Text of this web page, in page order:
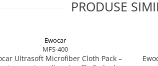
PRODUSE
Ewocar
MFS-400
Ultrasoft Microfiber Cloth Pack –